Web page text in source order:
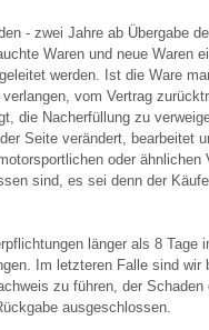
- zwei Jahre ab Übergabe
Waren und neue Waren
werden. Ist die Ware
vom Vertrag
die Nacherfüllung zu
Seite verändert, bearbeitet
oder ähnlichen
sind, es sei denn der
länger als 8 Tage
Im letzteren Falle sind wir
zu führen, der Schaden
ausgeschlossen.